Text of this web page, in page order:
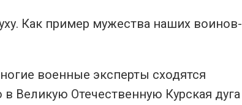
Как пример мужества наших воинов-
военные эксперты сходятся
Великую Отечественную Курская дуга